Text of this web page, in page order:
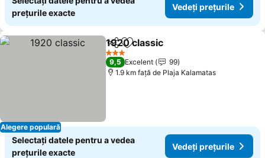
prețurile exacte
Vedeți prețurile
Alegere populară
DistribuițiAdăugaţi la favorite
1920 classic
3 Stele
9,5 Excelent
99
1.9 km faţă de Plaja Kalamatas
Selectați datele pentru a vedea
prețurile exacte
Vedeți prețurile